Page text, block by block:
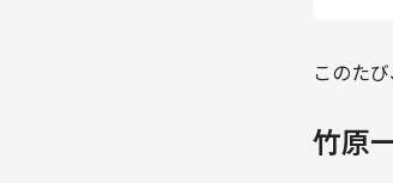
このた
竹原